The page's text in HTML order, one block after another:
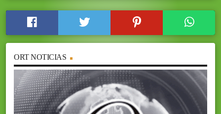
ORT NOTICIAS